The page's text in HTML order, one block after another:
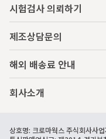
시험검사 의뢰하기
제조상담문의
해외 배송료 안내
회사소개
상호명: 크로마웍스 주식회사사